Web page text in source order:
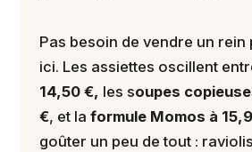
Pas besoin de vendre un rein
ici. Les assiettes oscillent
14,50 €, les soupes
€, et la formule Momos à
goûter un peu de tout :